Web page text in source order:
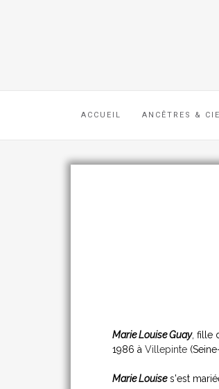
ACCUEIL ANCÊTRES & CIE
Marie Louise Guay, fille
1986 à Villepinte
Marie Louises'est